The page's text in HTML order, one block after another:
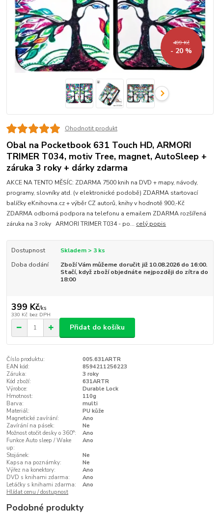
499 Kč
- 20 %
Ohodnotit produkt
Obal na Pocketbook 631 Touch HD, ARMORI
TRIMER T034, motiv Tree, magnet, AutoSleep +
záruka 3 roky + dárky zdarma
AKCE NA TENTO MĚSÍC: ZDARMA 7500 knih na DVD + mapy, návody,
programy, slovníky atd. (v elektronické podobě) ZDARMA startovací
balíčky eKnihovna.cz + výběr CZ autorů, knihy v hodnotě 900,-Kč
ZDARMA odborná podpora na telefonu a emailem ZDARMA rozšířená
záruka na 3 roky ARMORI TRIMER T034 - po... celý popis
Dostupnost
Skladem > 3 ks
Doba dodání
Zboží Vám můžeme doručit již 10.08.2026 do 16:00.
Stačí, když zboží objednáte nejpozději do zítra do
18:00
399 Kč/ks
330 Kč bez DPH
Přidat do košíku
Číslo produktu:
005.631ARTR
EAN kód:
8594211256223
Záruka:
3 roky
Kód zboží:
631ARTR
Výrobce:
Durable Lock
Hmotnost:
110g
Barva:
multi
Materiál:
PU kůže
Magnetické zavírání:
Ano
Zavírání na pásek:
Ne
Možnost otočit desky o 360°:
Ano
Funkce Auto sleep / Wake
up:
Ano
Stojánek:
Ne
Kapsa na poznámky:
Ne
Výřez na konektory:
Ano
DVD s knihami zdarma:
Ano
Letáčky s knihami zdarma:
Ano
Hlídat cenu / dostupnost
Podobné produkty